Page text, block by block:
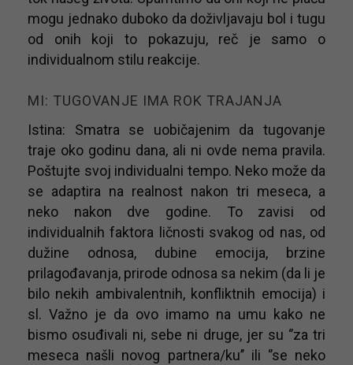
mogu jednako duboko da doživljavaju bol i tugu
od onih koji to pokazuju, reč je samo o
individualnom stilu reakcije.
MI: TUGOVANJE IMA ROK TRAJANJA
Istina: Smatra se uobičajenim da tugovanje
traje oko godinu dana, ali ni ovde nema pravila.
Poštujte svoj individualni tempo. Neko može da
se adaptira na realnost nakon tri meseca, a
neko nakon dve godine. To zavisi od
individualnih faktora ličnosti svakog od nas, od
dužine odnosa, dubine emocija, brzine
prilagođavanja, prirode odnosa sa nekim (da li je
bilo nekih ambivalentnih, konfliktnih emocija) i
sl. Važno je da ovo imamo na umu kako ne
bismo osuđivali ni, sebe ni druge, jer su ‘’za tri
meseca našli novog partnera/ku’’ ili ‘’se neko